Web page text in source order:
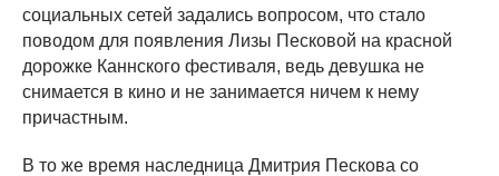
социальных сетей задались вопросом, что стало
поводом для появления Лизы Песковой на красной
дорожке Каннского фестиваля, ведь девушка не
снимается в кино и не занимается ничем к нему
причастным.
В то же время наследница Дмитрия Пескова со